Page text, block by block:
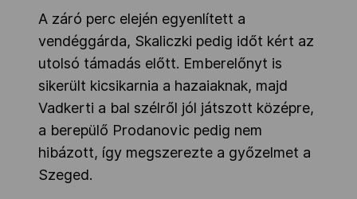
A záró perc elején egyenlített a
vendéggárda, Skaliczki pedig időt kért az
utolsó támadás előtt. Emberelőnyt is
sikerült kicsikarnia a hazaiaknak, majd
Vadkerti a bal szélről jól játszott középre,
a berepülő Prodanovic pedig nem
hibázott, így megszerezte a győzelmet a
Szeged.